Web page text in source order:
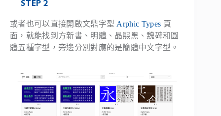
STEP 2
或者也可以直接開啟文鼎字型 Arphic Types 頁
面，就能找到方新書、明體、晶熙黑、魏碑和圓
體五種字型，旁邊分別對應的是簡體中文字型。